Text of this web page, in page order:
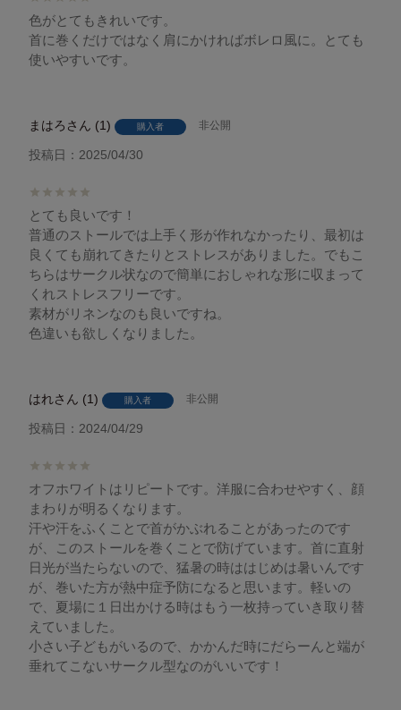
色がとてもきれいです。
首に巻くだけではなく肩にかければボレロ風に。とても
まはろ 1 購入者 非公開
投稿日 2025/04/30
とても良いです！
普通のストールでは上手く形が作れなかったり、最初は
良くても崩れてきたりとストレスがありました。でもこ
ちらはサークル状なので簡単におしゃれな形に収まって
くれストレスフリーです。
素材がリネンなのも良いですね。
色違いも欲しくなりました。
はれ 1 購入者 非公開
投稿日 2024/04/29
オフホワイトはリピートです。洋服に合わせやすく、顔
まわりが明るくなります。
汗や汗をふくことで首がかぶれることがあったのです
が、このストールを巻くことで防げています。首に直射
日光が当たらないので、猛暑の時ははじめは暑いんです
が、巻いた方が熱中症予防になると思います。軽いの
で、夏場に１日出かける時はもう一枚持っていき取り替
えていました。
小さい子どもがいるので、かかんだ時にだらーんと端が
垂れてこないサークル型なのがいいです！